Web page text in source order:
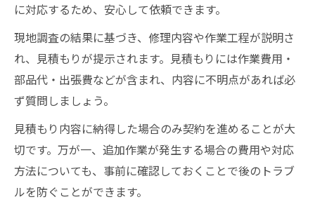
に対応するため、安心して依頼できます。
現地調査の結果に基づき、修理内容や作業工程が説明さ
れ、見積もりが提示されます。見積もりには作業費用・
部品代・出張費などが含まれ、内容に不明点があれば必
ず質問しましょう。
見積もり内容に納得した場合のみ契約を進めることが大
切です。万が一、追加作業が発生する場合の費用や対応
方法についても、事前に確認しておくことで後のトラブ
ルを防ぐことができます。